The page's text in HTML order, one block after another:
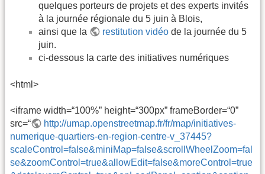
quelques porteurs de projets et des experts invités
à la journée régionale du 5 juin à Blois,
ainsi que la
restitution vidéo de la journée du 5
juin.
ci-dessous la carte des initiatives numériques
<html>
<iframe width=“100%” height=“300px” frameBorder=“0”
src=“
http://umap.openstreetmap.fr/fr/map/initiatives-
numerique-quartiers-en-region-centre-v_37445?
scaleControl=false&miniMap=false&scrollWheelZoom=fal
se&zoomControl=true&allowEdit=false&moreControl=true